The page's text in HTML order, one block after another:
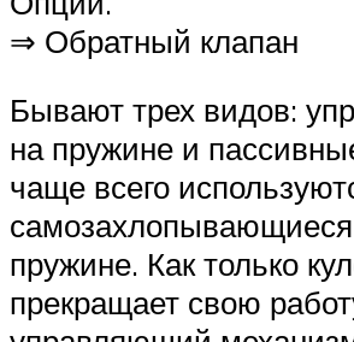
⇒ Обратный клапан
Бывают трех видов:
на пружине и
чаще всего
пружине. Как только
прекращает свою